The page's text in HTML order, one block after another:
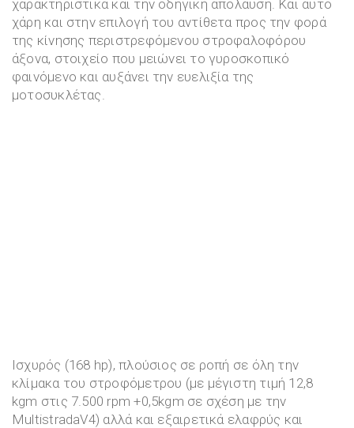
χαρακτηριστικά και την οδηγική απόλαυση. Και αυτό
χάρη και στην επιλογή του αντίθετα προς την φορά
της κίνησης περιστρεφόμενου στροφαλοφόρου
άξονα, στοιχείο που μειώνει το γυροσκοπικό
φαινόμενο και αυξάνει την ευελιξία της
μοτοσυκλέτας.
Ισχυρός (168 hp), πλούσιος σε ροπή σε όλη την
κλίμακα του στροφόμετρου (με μέγιστη τιμή 12,8
kgm στις 7.500 rpm +0,5kgm σε σχέση με την
MultistradaV4) αλλά και εξαιρετικά ελαφρύς και